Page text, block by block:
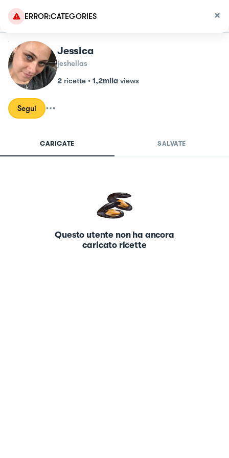
ERROR:CATEGORIES
Jessica
jeshellas
2 ricette • 1,2mila views
Segui
CARICATE SALVATE
Questo utente non ha ancora
caricato ricette